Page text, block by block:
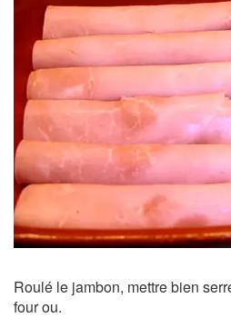
Roulé le jambon, mettre bien
four ou.